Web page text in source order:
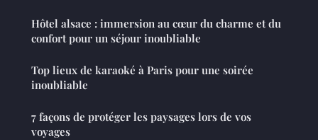
Hôtel alsace : immersion au cœur du charme et du
confort pour un séjour inoubliable
Top lieux de karaoké à Paris pour une soirée
inoubliable
7 façons de protéger les paysages lors de vos
voyages